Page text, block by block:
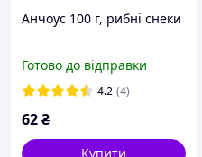
Анчоус 100 г, рибні снеки
Готово до відправки
4.2 (4)
62₴
Купити